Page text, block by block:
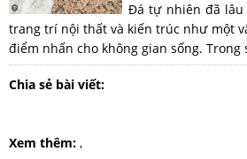
Đá tự nhiên đã
trang trí nội thất và kiến trúc như một
điểm nhấn cho không gian sống. Trong
Chia sẻ bài viết:
Xem thêm: ,